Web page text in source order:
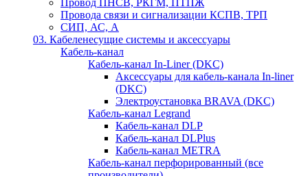
Провода связи и сигнализации КСПВ, ТРП
СИП, АС, А
03. Кабеленесущие системы и аксессуары
Кабель-канал
Кабель-канал In-Liner (DKC)
Аксессуары для кабель-канала In-liner
(DKC)
Электроустановка BRAVA (DKC)
Кабель-канал Legrand
Кабель-канал DLP
Кабель-канал DLPlus
Кабель-канал METRA
Кабель-канал перфорированный (все